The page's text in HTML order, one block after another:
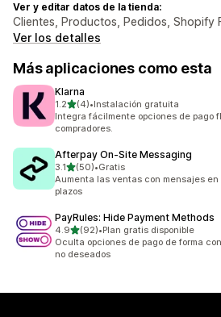
Ver y editar datos de la tienda:
Clientes, Productos, Pedidos, Shopify
Ver los detalles
Más aplicaciones como esta
Klarna
1.2de 5 estrellas
(4)
4 reseñas en total
•Instalación gratuita
Integra fácilmente opciones de pago
compradores.
Afterpay On‑Site Messaging
3.1de 5 estrellas
(50)
50 reseñas en total
•Gratis
Aumenta las ventas con mensajes en
plazos
PayRules: Hide Payment Methods
4.9de 5 estrellas
(92)
92 reseñas en total
•Plan gratis disponible
Oculta opciones de pago de forma
no deseados